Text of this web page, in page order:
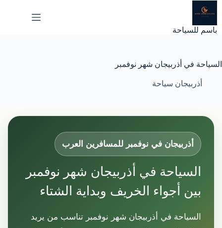
إلى
باسم للسياحة
السياحة في أذربيجان شهر نوفمبر
أذربيجان سياحة
أذربيجان في نوفمبر للمسافرين العرب
السياحة في أذربيجان شهر نوفمبر
بين أجواء الخريف وبداية الشتاء
السياحة في أذربيجان شهر نوفمبر تناسب من يريد